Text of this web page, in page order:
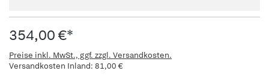
354,00 €*
Preise inkl. MwSt., ggf. zzgl. Versandkosten.
Versandkosten Inland: 81,00 €